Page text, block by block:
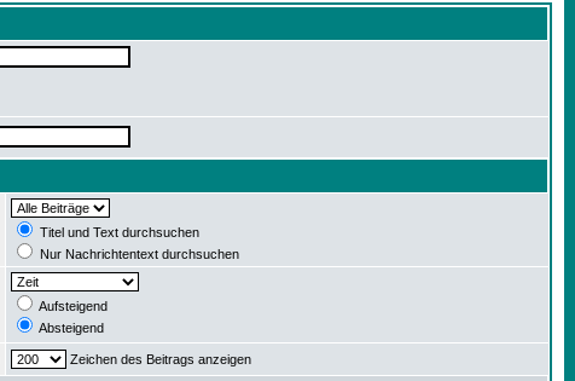
Titel und Text durchsuchen
Nur Nachrichtentext durchsuchen
Aufsteigend
Absteigend
Zeichen des Beitrags anzeigen